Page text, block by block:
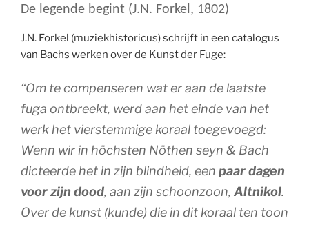
De legende begint (J.N. Forkel, 1802)
J.N. Forkel (muziekhistoricus) schrijft in een catalogus
van Bachs werken over de Kunst der Fuge:
“Om te compenseren wat er aan de laatste
fuga ontbreekt, werd aan het einde van het
werk het vierstemmige koraal toegevoegd:
Wenn wir in höchsten Nöthen seyn & Bach
dicteerde het in zijn blindheid, een paar dagen
voor zijn dood, aan zijn schoonzoon, Altnikol.
Over de kunst (kunde) die in dit koraal ten toon